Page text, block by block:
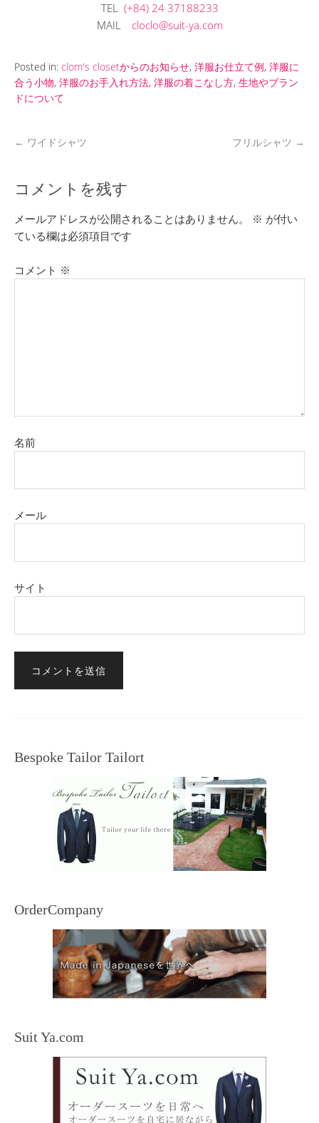
TEL (+84) 24 37188233
MAIL cloclo@suit-ya.com
Posted in: clom's closetからのお知らせ, 洋服お仕立て例, 洋服に
合う小物, 洋服のお手入れ方法, 洋服の着こなし方, 生地やブラン
ドについて
← ワイドシャツ フリルシャツ →
コメントを残す
メールアドレスが公開されることはありません。 ※ が付い
ている欄は必須項目です
コメント ※
名前
メール
サイト
Bespoke Tailor Tailort
OrderCompany
Suit Ya.com